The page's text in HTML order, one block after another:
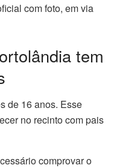
com foto, em via
tem
de 16 anos. Esse
no recinto com pais
comprovar o